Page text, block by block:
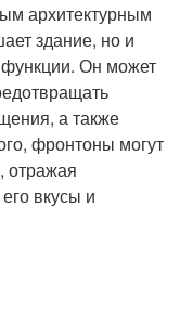
архитектурным
здание, но и
функции. Он может
а также
фронтоны могут
отражая
вкусы и